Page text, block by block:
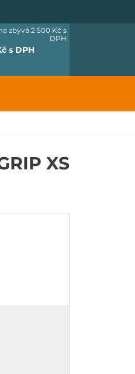
s DPH
zbývá 2 500 Kč s
DPH
XS